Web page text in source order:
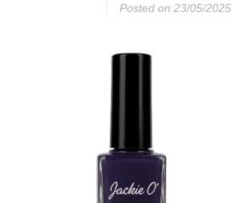
Posted on 23/05/2025